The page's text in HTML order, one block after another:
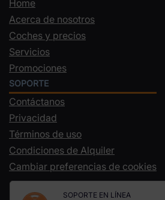
Home
Acerca de nosotros
Coches y precios
Servicios
Promociones
SOPORTE
Contáctanos
Privacidad
Términos de uso
Condiciones de Alquiler
Cambiar preferencias de cookies
SOPORTE EN LÍNEA